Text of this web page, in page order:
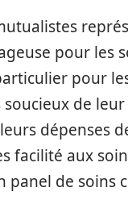
pour les
pour
de
dépenses
facilité aux
panel de soins